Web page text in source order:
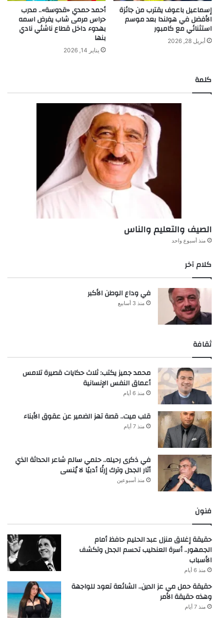
إسماعيل باعوف يقترب من جائزة
الأفضل في هولندا بعد موسم
استثنائي مع كامبور
أبريل 28, 2026
أحمد حمدي «قدوسة».. مدرب
حراس مرمى شاب يفرض اسمه
بهدوء داخل قطاع ناشئي نادي
بنها
يناير 14, 2026
كلمة
الصيف والتعليم والناس
منذ أسبوع واحد
كلام آخر
في وداع الوطن الأكبر
منذ 3 أسابيع
ثقافة
محمد جميز يكتب: ثلاث حكايات قصيرة تلامس
أعماق النفس الإنسانية
منذ 6 أيام
قلب ميت.. قصة تهز الضمير عن عقوق الأبناء
منذ 7 أيام
في ذكرى رحيله.. حلمي سالم شاعر الحداثة الذي
أثار الجدل وترك إرثًا أدبيًا لا يُنسى
منذ أسبوعين
فنون
حقيقة إغلاق منزل عبد الحليم حافظ أمام
الجمهور.. أسرة العندليب تحسم الجدل وتكشف
الأسباب
منذ 6 أيام
حقيقة حمل مي عز الدين.. الشائعة تعود للواجهة
وهذه حقيقة الأمر
منذ 7 أيام